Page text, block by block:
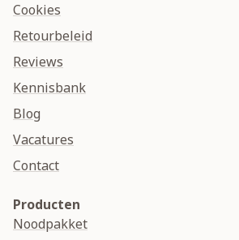
Cookies
Retourbeleid
Reviews
Kennisbank
Blog
Vacatures
Contact
Producten
Noodpakket